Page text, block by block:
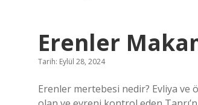
Erenler
Tarih: Eylül 28, 2024
Erenler mertebesi nedir? Evliya